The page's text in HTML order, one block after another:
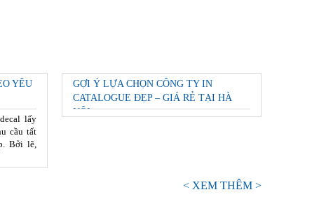
YÊU
lấy
cầu tất
Bởi lẽ,
GỢI Ý LỰA CHỌN CÔNG TY IN
CATALOGUE ĐẸP – GIÁ RẺ TẠI HÀ
NỘI
< XEM THÊM >